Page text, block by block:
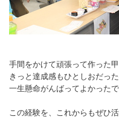
手間をかけて頑張って作った甲
きっと達成感もひとしおだっ
一生懸命がんばってよかったで
この経験を、これからもぜひ